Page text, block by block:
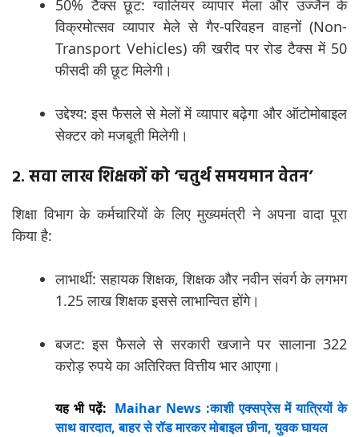
50% टैक्स छूट: ग्वालियर व्यापार मेला और उज्जैन के
विक्रमोत्सव व्यापार मेले से गैर-परिवहन वाहनों (Non-
Transport Vehicles) की खरीद पर रोड टैक्स में 50
फीसदी की छूट मिलेगी।
उद्देश्य: इस फैसले से मेलों में व्यापार बढ़ेगा और ऑटोमोबाइल
सेक्टर को मजबूती मिलेगी।
2. सवा लाख शिक्षकों को ‘चतुर्थ समयमान वेतन’
शिक्षा विभाग के कर्मचारियों के लिए मुख्यमंत्री ने अपना वादा पूरा
किया है:
लाभार्थी: सहायक शिक्षक, शिक्षक और नवीन संवर्ग के लगभग
1.25 लाख शिक्षक इससे लाभान्वित होंगे।
बजट: इस फैसले से सरकारी खजाने पर सालाना 322
करोड़ रुपये का अतिरिक्त वित्तीय भार आएगा।
यह भी पढ़ें: Maihar News :काशी एक्सप्रेस में यात्रियों के
साथ वारदात, बाहर से रॉड मारकर मोबाइल छीना, युवक घायल